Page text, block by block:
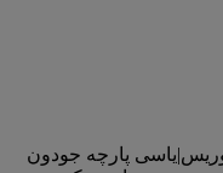
گردباف نوریس|یاسی پارچه جودون